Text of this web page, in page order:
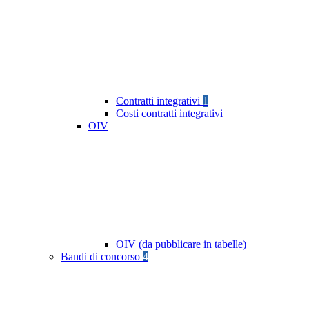
Contratti integrativi 1
Costi contratti integrativi
OIV
OIV (da pubblicare in tabelle)
Bandi di concorso 4